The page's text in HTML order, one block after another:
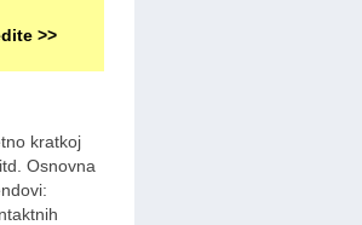
>>
kratkoj
Osnovna